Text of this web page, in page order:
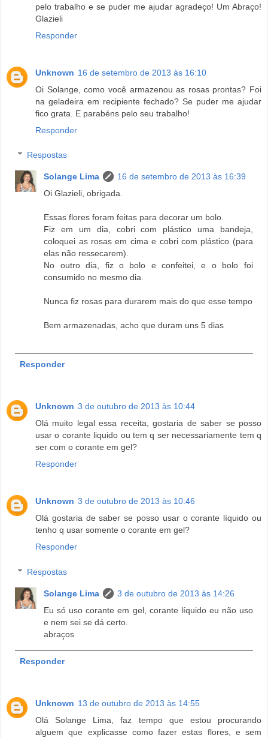
pelo trabalho e se puder me ajudar agradeço! Um Abraço!
Glazieli
Responder
Unknown 16 de setembro de 2013 às 16:10
Oi Solange, como você armazenou as rosas prontas? Foi
na geladeira em recipiente fechado? Se puder me ajudar
fico grata. E parabéns pelo seu trabalho!
Responder
Respostas
Solange Lima
16 de setembro de 2013 às 16:39
Oi Glazieli, obrigada.
Essas flores foram feitas para decorar um bolo.
Fiz em um dia, cobri com plástico uma bandeja,
coloquei as rosas em cima e cobri com plástico (para
elas não ressecarem).
No outro dia, fiz o bolo e confeitei, e o bolo foi
consumido no mesmo dia.
Nunca fiz rosas para durarem mais do que esse tempo
Bem armazenadas, acho que duram uns 5 dias
Responder
Unknown 3 de outubro de 2013 às 10:44
Olá muito legal essa receita, gostaria de saber se posso
usar o corante liquido ou tem q ser necessariamente tem q
ser com o corante em gel?
Responder
Unknown 3 de outubro de 2013 às 10:46
Olá gostaria de saber se posso usar o corante líquido ou
tenho q usar somente o corante em gel?
Responder
Respostas
Solange Lima
3 de outubro de 2013 às 14:26
Eu só uso corante em gel, corante líquido eu não uso
e nem sei se dá certo.
abraços
Responder
Unknown 13 de outubro de 2013 às 14:55
Olá Solange Lima, faz tempo que estou procurando
alguem que explicasse como fazer estas flores, e sem